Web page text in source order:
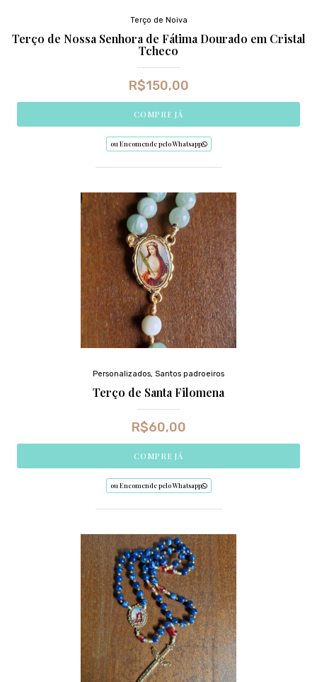
Terço de Noiva
Terço de Nossa Senhora de Fátima Dourado em Cristal
Tcheco
R$150,00
COMPRE JÁ
ou Encomende pelo Whatsapp
Personalizados, Santos padroeiros
Terço de Santa Filomena
R$60,00
COMPRE JÁ
ou Encomende pelo Whatsapp